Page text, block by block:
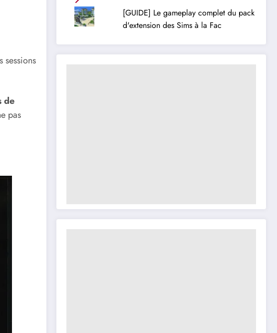
sessions
de
pas
[GUIDE] Le gameplay complet du pack
d'extension des Sims à la Fac